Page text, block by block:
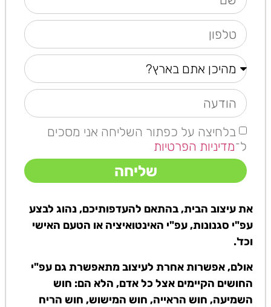
בלחיצה על כפתור השליחה אני מסכים
ל־מדיניות הפרטיות
שליחה
את עיצוב הבית, בהתאם להעדפותיכם, נהוג לבצע
עפ"י סגנונות, עפ"י האינטואיציה או הטעם האישי
וכד'.
אולם, אפשרות אחרת לעיצוב מתאפשרת גם עפ"י
החושים הקיימים אצל כל אדם, הלא הם: חוש
השמיעה, חוש הראייה, חוש המישוש, חוש הריח